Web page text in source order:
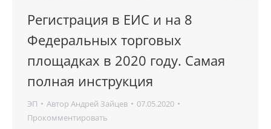
Регистрация в ЕИС и на 8
Федеральных торговых
площадках в 2020 году. Самая
полная инструкция
ЭП Автор Андрей Зайцев
07.05.2020
Прокомментировать